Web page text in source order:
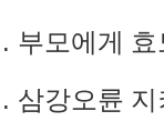
. 부모에게
. 삼강오륜